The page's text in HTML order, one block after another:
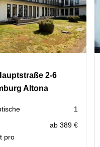
2-6
Altona
1
pro
ab 389 €